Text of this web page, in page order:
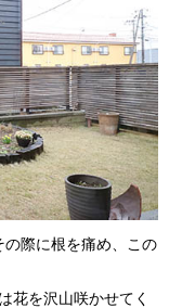
際に根を痛め、この
花を沢山咲かせてく